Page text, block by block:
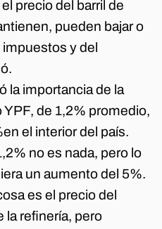
precio del barril de
pueden bajar o
y del
la importancia de la
de 1,2% promedio,
el interior del país.
no es nada, pero lo
un aumento del 5%.
es el precio del
la refinería, pero